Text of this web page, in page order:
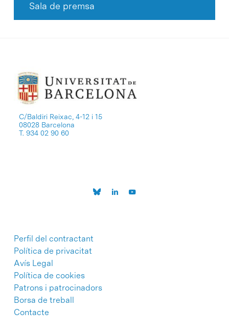
Sala de premsa
C/Baldiri Reixac, 4-12 i 15
08028 Barcelona
T. 934 02 90 60
Perfil del contractant
Política de privacitat
Avís Legal
Política de cookies
Patrons i patrocinadors
Borsa de treball
Contacte